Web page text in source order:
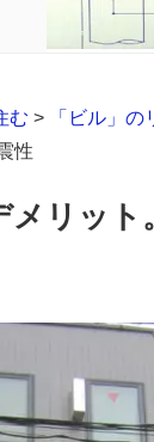
む > 「ビル」の
性
メリッ